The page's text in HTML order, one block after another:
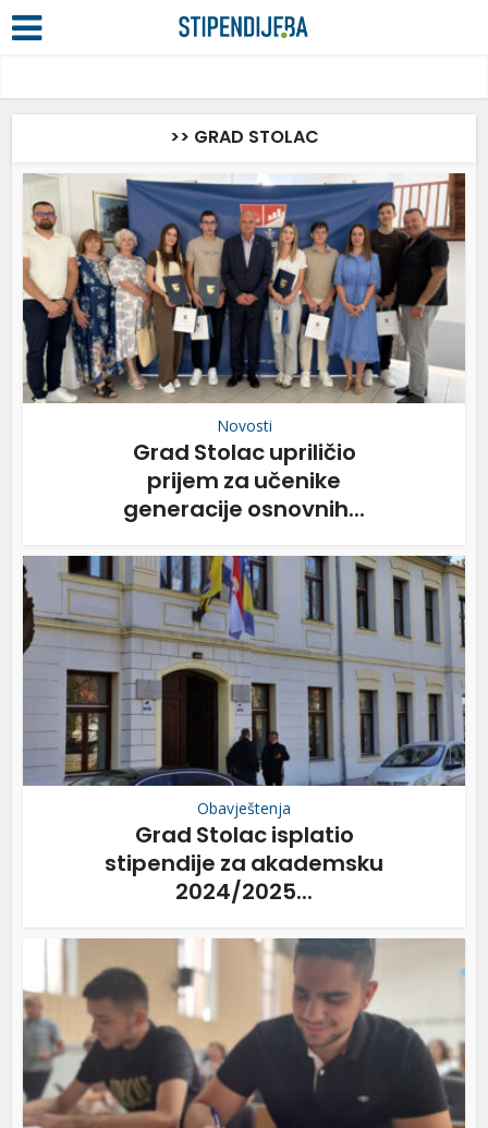
>> GRAD STOLAC
Novosti
Grad Stolac upriličio
prijem za učenike
generacije osnovnih...
Obavještenja
Grad Stolac isplatio
stipendije za akademsku
2024/2025...